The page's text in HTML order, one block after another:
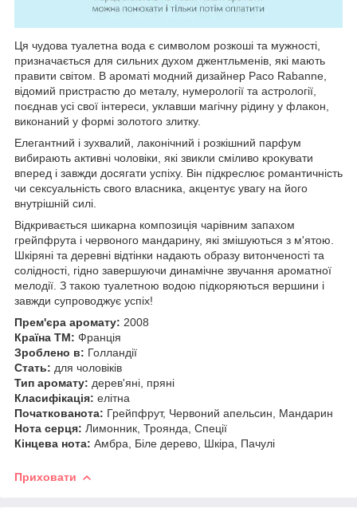
Ця чудова туалетна вода є символом розкоші та мужності,
призначається для сильних духом джентльменів, які мають
правити світом. В ароматі модний дизайнер Paco Rabanne,
відомий пристрастю до металу, нумерології та астрології,
поєднав усі свої інтереси, уклавши магічну рідину у флакон,
виконаний у формі золотого злитку.
Елегантний і зухвалий, лаконічний і розкішний парфум
вибирають активні чоловіки, які звикли сміливо крокувати
вперед і завжди досягати успіху. Він підкреслює романтичність
чи сексуальність свого власника, акцентує увагу на його
внутрішній силі.
Відкривається шикарна композиція чарівним запахом
грейпфрута і червоного мандарину, які змішуються з м'ятою.
Шкіряні та деревні відтінки надають образу витонченості та
солідності, гідно завершуючи динамічне звучання ароматної
мелодії. З такою туалетною водою підкоряються вершини і
завжди супроводжує успіх!
Прем'єра аромату: 2008
Країна ТМ: Франція
Зроблено в: Голландії
Стать: для чоловіків
Тип аромату: дерев'яні, пряні
Класифікація: елітна
Початкованота: Грейпфрут, Червоний апельсин, Мандарин
Нота серця: Лимонник, Троянда, Спеції
Кінцева нота: Амбра, Біле дерево, Шкіра, Пачулі
Приховати